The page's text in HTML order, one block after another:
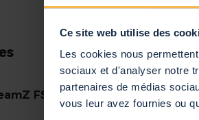
Ce site web utilise des
Les cookies nous
sociaux et d'analyser notre
partenaires de médias
vous leur avez fournies ou
1,1
FSMF1E-O - Liquide pour